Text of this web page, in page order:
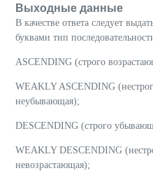
Выходные данные
В качестве ответа следует
буквами тип
ASCENDING (строго
WEAKLY ASCENDING
неубывающая);
DESCENDING (строго
WEAKLY DESCENDING
невозрастающая);